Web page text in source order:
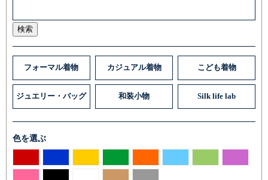
検索
フォーマル着物 カジュアル着物 こども着物
ジュエリー・バッグ 和装小物 Silk life lab
色を選ぶ